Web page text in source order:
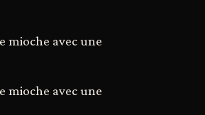
mioche avec une
mioche avec une